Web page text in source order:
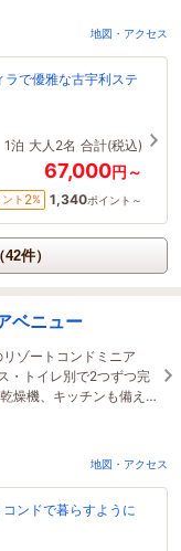
地図・アクセス
で優雅な古宇利ステ
1泊 大人2名 合計(税込)
67,000円～
ト 2% 1,340ポイント～
件）
ベニュー
ゾートコンドミニア
・トイレ別で2つずつ完
燥機、キッチンも備え
能となります。
地図・アクセス
ンドで暮らすように